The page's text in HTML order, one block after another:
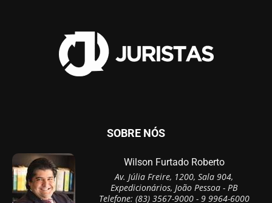
SOBRE NÓS
Wilson Furtado Roberto
Av. Júlia Freire, 1200, Sala 904,
Expedicionários, João Pessoa - PB
Telefone: (83) 3567-9000 - 9 9964-6000